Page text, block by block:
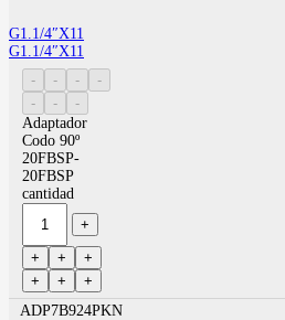
G1.1/4″X11
G1.1/4″X11
Adaptador
Codo 90º
20FBSP-
20FBSP
cantidad
ADP7B924PKN